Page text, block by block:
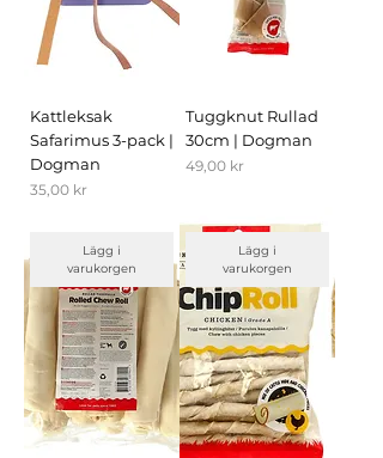
Kattleksak
Safarimus 3-pack |
Dogman
Pris
35,00 kr
Tuggknut Rullad
30cm | Dogman
Pris
49,00 kr
Lägg i
varukorgen
Lägg i
varukorgen